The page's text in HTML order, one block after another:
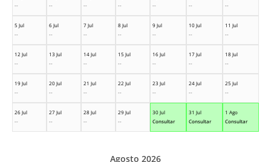
--
--
--
--
--
--
--
5 Jul
--
6 Jul
--
7 Jul
--
8 Jul
--
9 Jul
--
10 Jul
--
11 Jul
--
12 Jul
--
13 Jul
--
14 Jul
--
15 Jul
--
16 Jul
--
17 Jul
--
18 Jul
--
19 Jul
--
20 Jul
--
21 Jul
--
22 Jul
--
23 Jul
--
24 Jul
--
25 Jul
--
26 Jul
--
27 Jul
--
28 Jul
--
29 Jul
--
30 Jul
Consultar
31 Jul
Consultar
1 Ago
Consultar
Agosto 2026